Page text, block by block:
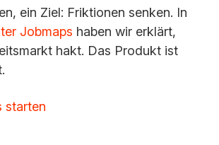
ein Ziel: Friktionen senken. In
Jobmaps haben wir erklärt,
hakt. Das Produkt ist
starten